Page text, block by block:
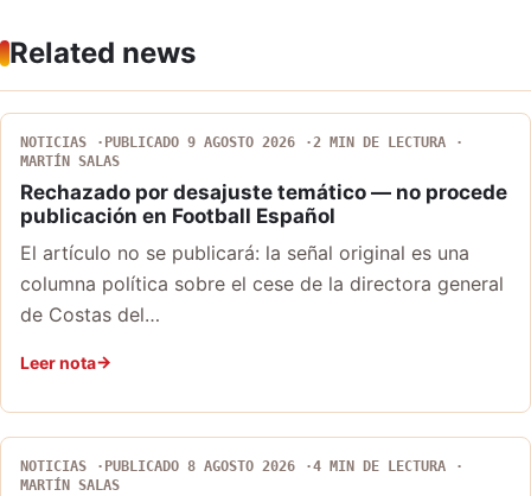
Related news
NOTICIAS PUBLICADO 9 AGOSTO 2026
2 MIN DE LECTURA
MARTÍN SALAS
Rechazado por desajuste temático — no procede
publicación en Football Español
El artículo no se publicará: la señal original es una
columna política sobre el cese de la directora general
de Costas del…
Leer nota
NOTICIAS PUBLICADO 8 AGOSTO 2026
4 MIN DE LECTURA
MARTÍN SALAS